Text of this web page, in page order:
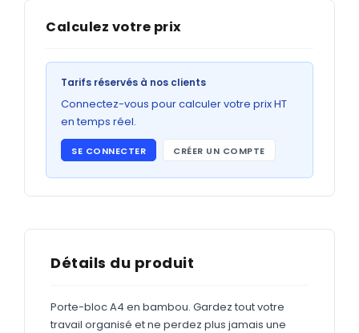
GRAND FORMAT
Abribus
ADHÉSIFS
Calculez votre prix
Tarifs réservés à nos clients
Connectez-vous pour calculer votre prix HT
en temps réel.
SE CONNECTER CRÉER UN COMPTE
Détails du produit
Porte-bloc A4 en bambou. Gardez tout votre
travail organisé et ne perdez plus jamais une